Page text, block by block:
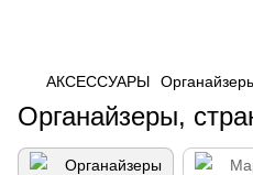
АКСЕССУАРЫ
Органайзеры,
Органайзеры